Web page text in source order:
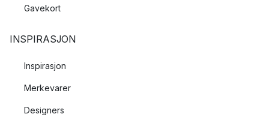
Gavekort
INSPIRASJON
Inspirasjon
Merkevarer
Designers